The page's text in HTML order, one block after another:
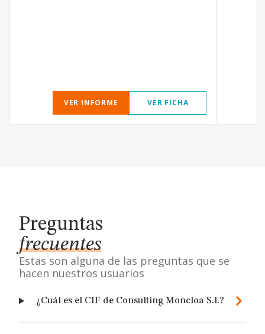
VER INFORME VER FICHA
Preguntas
frecuentes
Estas son alguna de las preguntas que se
hacen nuestros usuarios
¿Cuál es el CIF de Consulting Moncloa S.l.?